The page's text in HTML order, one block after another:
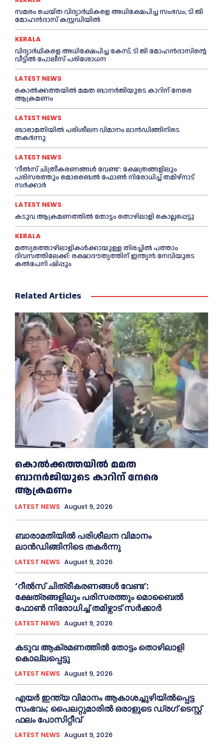
സമരം ചെയ്ത വിദ്യാര്‍ഥികളെ അധിക്ഷേപിച്ച സംഭവം; ടി ജി
മോഹന്‍ദാസ് കസ്റ്റഡിയിൽ
KERALA
വിദ്യാര്‍ഥികളെ അധിക്ഷേപിച്ച കേസ്; ടി ജി മോഹന്‍ദാസിന്റെ
വീട്ടില്‍ പോലീസ് പരിശോധന
LATEST NEWS
കൊല്‍ക്കത്തയില്‍ മമത ബാനര്‍ജിയുടെ കാറിന് നേരെ
ആക്രമണം
LATEST NEWS
ബാരാമതിയില്‍ പരിശീലന വിമാനം ലാന്‍ഡിങ്ങിനിടെ
തകര്‍ന്നു
LATEST NEWS
‘റീല്‍സ് ചിത്രീകരണങ്ങള്‍ വേണ്ട’: ക്ഷേത്രങ്ങളിലും
പരിസരത്തും മൊബൈല്‍ ഫോണ്‍ നിരോധിച്ച്‌ തമിഴ്നാട്
സര്‍ക്കാര്‍
LATEST NEWS
കടുവ ആക്രമണത്തില്‍ തോട്ടം തൊഴിലാളി കൊല്ലപ്പെട്ടു
KERALA
മത്സ്യത്തൊഴിലാളികള്‍ക്കായുള്ള തിരച്ചില്‍ പത്താം
ദിവസത്തിലേക്ക്: രക്ഷാദൗത്യത്തിന് ഇന്ത്യൻ നേവിയുടെ
കല്‍പേനി ഷിപ്പും
Related Articles
കൊല്‍ക്കത്തയില്‍ മമത
ബാനര്‍ജിയുടെ കാറിന് നേരെ
ആക്രമണം
LATEST NEWS August 9, 2026
ബാരാമതിയില്‍ പരിശീലന വിമാനം
ലാന്‍ഡിങ്ങിനിടെ തകര്‍ന്നു
LATEST NEWS August 9, 2026
‘റീല്‍സ് ചിത്രീകരണങ്ങള്‍ വേണ്ട’:
ക്ഷേത്രങ്ങളിലും പരിസരത്തും മൊബൈല്‍
ഫോണ്‍ നിരോധിച്ച്‌ തമിഴ്നാട് സര്‍ക്കാര്‍
LATEST NEWS August 9, 2026
കടുവ ആക്രമണത്തില്‍ തോട്ടം തൊഴിലാളി
കൊല്ലപ്പെട്ടു
LATEST NEWS August 9, 2026
എയര്‍ ഇന്ത്യ വിമാനം ആകാശച്ചുഴിയില്‍പ്പെട്ട
സംഭവം; പൈലറ്റുമാരില്‍ ഒരാളുടെ ഡ്രഗ് ടെസ്റ്റ്
ഫലം പോസിറ്റീവ്
LATEST NEWS August 9, 2026